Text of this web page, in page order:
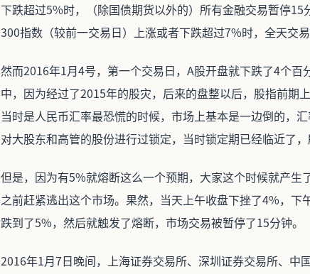
下跌超过5%时，（除国债期货以外的）所有金融交易暂停
300指数（较前一交易日）上涨或者下跌超过7%时，全天交易
然而2016年1月4号，第一个交易日，A股开盘就下跌了4个
中，因为经过了2015年的股灾，后来的盘整以后，股指前期
当时是人民币汇率最恐慌的时候，市场上基本是一边倒的，
对大股东和高管的股份进行过锁定，当时锁定期已经临近了
但是，因为有5%就熔断这么一个预期，大家这个时候就产生
之前赶紧逃出这个市场。果然，当天上午收盘下挫了4%，下
跌到了5%，然后就触发了熔断，市场交易被暂停了15分钟。
2016年1月7日晚间，上海证券交易所、深圳证券交易所、中